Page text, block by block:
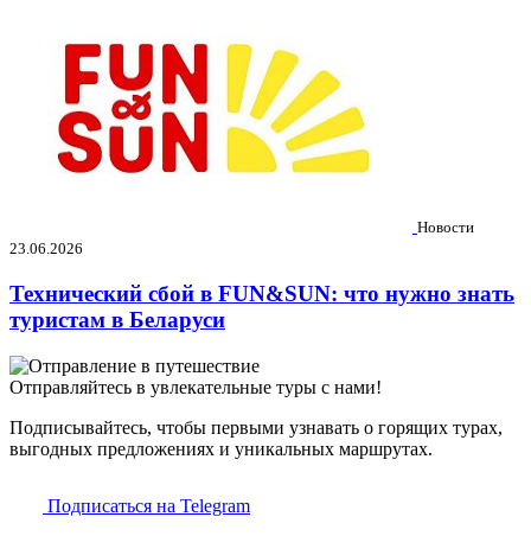
Новости
23.06.2026
Технический сбой в FUN&SUN: что нужно знать
туристам в Беларуси
Отправляйтесь в увлекательные туры с нами!
Подписывайтесь, чтобы первыми узнавать о горящих турах,
выгодных предложениях и уникальных маршрутах.
Подписаться на Telegram